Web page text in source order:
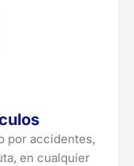
por accidentes,
en cualquier